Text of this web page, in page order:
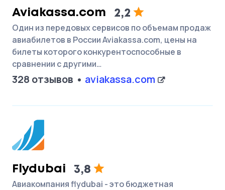
Aviakassa.com 2,2
Один из передовых сервисов по объемам продаж
авиабилетов в России Aviakassa.com, цены на
билеты которого конкурентоспособные в
сравнении с другими…
328 отзывов aviakassa.com
Flydubai 3,8
Авиакомпания flydubai - это бюджетная